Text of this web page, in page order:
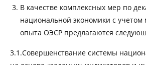
В качестве комплексных мер по
национальной экономики с учетом
опыта ОЭСР предлагаются
3.1.Совершенствание системы